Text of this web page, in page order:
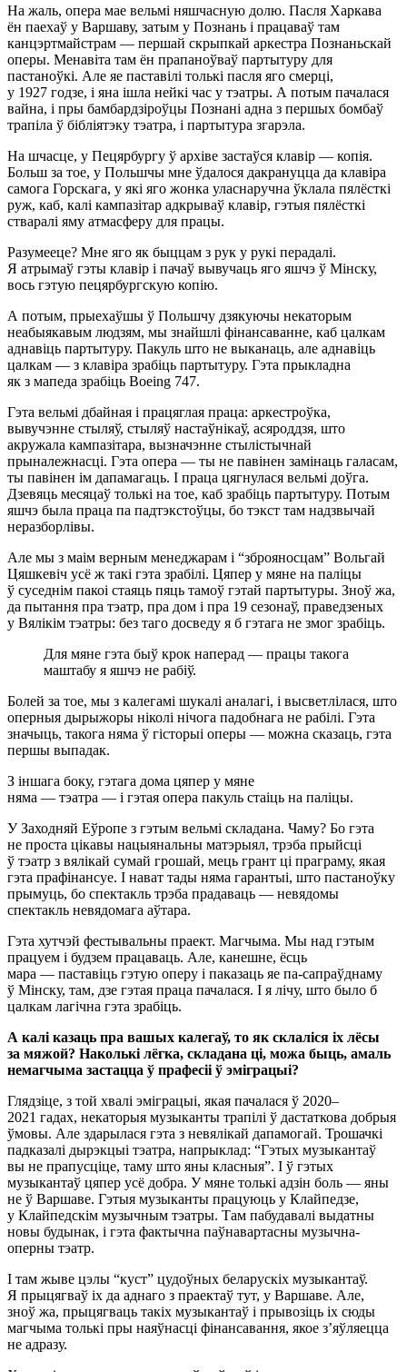
На жаль, опера мае вельмі няшчасную долю. Пасля Харкава
ён паехаў у Варшаву, затым у Познань і працаваў там
канцэртмайстрам — першай скрыпкай аркестра Познаньскай
оперы. Менавіта там ён прапаноўваў партытуру для
пастаноўкі. Але яе паставілі толькі пасля яго смерці,
у 1927 годзе, і яна ішла нейкі час у тэатры. А потым пачалася
вайна, і пры бамбардзіроўцы Познані адна з першых бомбаў
трапіла ў бібліятэку тэатра, і партытура згарэла.
На шчасце, у Пецярбургу ў архіве застаўся клавір — копія.
Больш за тое, у Польшчы мне ўдалося дакрануцца да клавіра
самога Горскага, у які яго жонка уласнаручна ўклала пялёсткі
руж, каб, калі кампазітар адкрываў клавір, гэтыя пялёсткі
стваралі яму атмасферу для працы.
Разумееце? Мне яго як быццам з рук у рукі перадалі.
Я атрымаў гэты клавір і пачаў вывучаць яго яшчэ ў Мінску,
вось гэтую пецярбургскую копію.
А потым, прыехаўшы ў Польшчу дзякуючы некаторым
неабыякавым людзям, мы знайшлі фінансаванне, каб цалкам
аднавіць партытуру. Пакуль што не выканаць, але аднавіць
цалкам — з клавіра зрабіць партытуру. Гэта прыкладна
як з мапеда зрабіць Boeing 747.
Гэта вельмі дбайная і працяглая праца: аркестроўка,
вывучэнне стыляў, стыляў настаўнікаў, асяроддзя, што
акружала кампазітара, вызначэнне стылістычнай
прыналежнасці. Гэта опера — ты не павінен замінаць галасам,
ты павінен ім дапамагаць. І праца цягнулася вельмі доўга.
Дзевяць месяцаў толькі на тое, каб зрабіць партытуру. Потым
яшчэ была праца па падтэкстоўцы, бо тэкст там надзвычай
неразборлівы.
Але мы з маім верным менеджарам і “зброяносцам” Вольгай
Цяшкевіч усё ж такі гэта зрабілі. Цяпер у мяне на паліцы
ў суседнім пакоі стаяць пяць тамоў гэтай партытуры. Зноў жа,
да пытання пра тэатр, пра дом і пра 19 сезонаў, праведзеных
у Вялікім тэатры: без таго досведу я б гэтага не змог зрабіць.
Для мяне гэта быў крок наперад — працы такога
маштабу я яшчэ не рабіў.
Болей за тое, мы з калегамі шукалі аналагі, і высветлілася, што
оперныя дырыжоры ніколі нічога падобнага не рабілі. Гэта
значыць, такога няма ў гісторыі оперы — можна сказаць, гэта
першы выпадак.
З іншага боку, гэтага дома цяпер у мяне
няма — тэатра — і гэтая опера пакуль стаіць на паліцы.
У Заходняй Еўропе з гэтым вельмі складана. Чаму? Бо гэта
не проста цікавы нацыянальны матэрыял, трэба прыйсці
ў тэатр з вялікай сумай грошай, мець грант ці праграму, якая
гэта прафінансуе. І нават тады няма гарантыі, што пастаноўку
прымуць, бо спектакль трэба прадаваць — невядомы
спектакль невядомага аўтара.
Гэта хутчэй фестывальны праект. Магчыма. Мы над гэтым
працуем і будзем працаваць. Але, канешне, ёсць
мара — паставіць гэтую оперу і паказаць яе па-сапраўднаму
ў Мінску, там, дзе гэтая праца пачалася. І я лічу, што было б
цалкам лагічна гэта зрабіць.
А калі казаць пра вашых калегаў, то як склаліся іх лёсы
за мяжой? Наколькі лёгка, складана ці, можа быць, амаль
немагчыма застацца ў прафесіі ў эміграцыі?
Глядзіце, з той хвалі эміграцыі, якая пачалася ў 2020–
2021 гадах, некаторыя музыканты трапілі ў дастаткова добрыя
ўмовы. Але здарылася гэта з невялікай дапамогай. Трошачкі
падказалі дырэкцыі тэатра, напрыклад: “Гэтых музыкантаў
вы не прапусціце, таму што яны класныя”. І ў гэтых
музыкантаў цяпер усё добра. У мяне толькі адзін боль — яны
не ў Варшаве. Гэтыя музыканты працуюць у Клайпедзе,
у Клайпедскім музычным тэатры. Там пабудавалі выдатны
новы будынак, і гэта фактычна паўнавартасны музычна-
оперны тэатр.
І там жыве цэлы “куст” цудоўных беларускіх музыкантаў.
Я прыцягваў іх да аднаго з праектаў тут, у Варшаве. Але,
зноў жа, прыцягваць такіх музыкантаў і прывозіць іх сюды
магчыма толькі пры наяўнасці фінансавання, якое з’яўляецца
не адразу.